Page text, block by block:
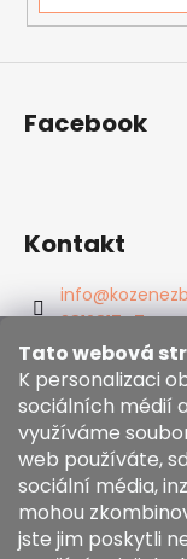
Tato webová
K personalizaci
sociálních médií
využíváme
web používáte,
sociální média,
mohou
jste jim poskytli
Facebook
Kontakt
info@
381281747
603225633
https://
Informace
Obchodní
Zásady používání